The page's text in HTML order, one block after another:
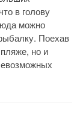
в голову
можно
Поехав
но и